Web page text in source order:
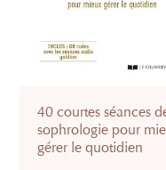
40 courtes séances
sophrologie pour
gérer le quotidien